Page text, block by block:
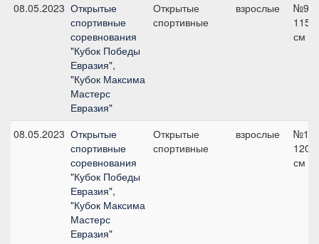
08.05.2023 Открытые
спортивные
соревнования
"Кубок Победы
Евразия",
"Кубок Максима
Мастерс
Евразия"
Открытые
спортивные
взрослые
№9,
115
см
08.05.2023 Открытые
спортивные
соревнования
"Кубок Победы
Евразия",
"Кубок Максима
Мастерс
Евразия"
Открытые
спортивные
взрослые
№12,
120
см